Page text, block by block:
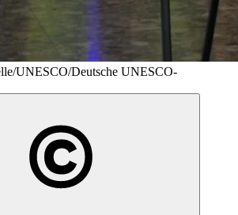
UNESCO/Deutsche UNESCO-